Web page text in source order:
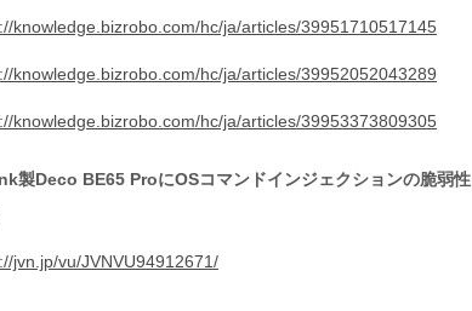
knowledge.bizrobo.com/hc/ja/articles/39951710517145
knowledge.bizrobo.com/hc/ja/articles/39952052043289
knowledge.bizrobo.com/hc/ja/articles/39953373809305
製Deco BE65 ProにOSコマンドインジェクションの脆弱性
jvn.jp/vu/JVNVU94912671/